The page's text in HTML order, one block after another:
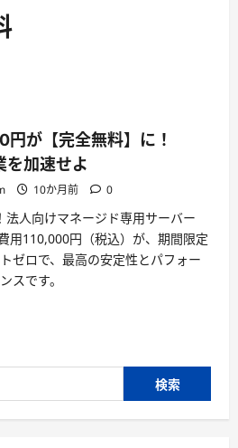
が【完全無料】に！
加速せよ
10か月前 0
人向けマネージド専用サーバー
用110,000円（税込）が、期間限定
ゼロで、最高の安定性とパフォー
スです。